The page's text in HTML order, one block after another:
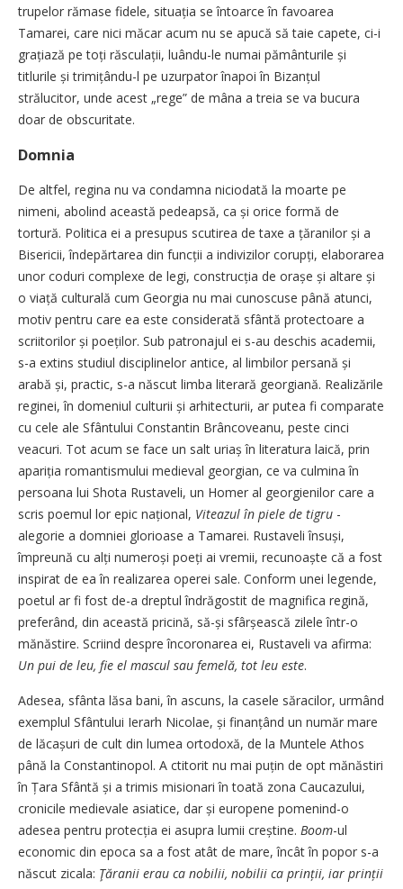
trupelor rămase fidele, si­tuația se întoarce în favoarea
Tamarei, care nici măcar acum nu se apucă să taie capete, ci-i
grațiază pe toți răsculații, luându-le numai pământurile și
titlurile și tri­mi­țându-l pe uzurpator înapoi în Bizanțul
strălucitor, unde acest „rege” de mâna a treia se va bucura
doar de obscuritate.
Domnia
De altfel, regina nu va condamna niciodată la moarte pe
nimeni, abolind această pedeapsă, ca și orice formă de
tortură. Politica ei a presupus scutirea de taxe a ță­ranilor și a
Bisericii, îndepărtarea din funcții a indivizilor corupți, elaborarea
unor coduri complexe de legi, construcția de orașe și altare și
o viață culturală cum ­Georgia nu mai cunoscuse până atunci,
motiv pentru care ea este considerată sfântă protectoare a
scriitorilor și poeților. Sub patronajul ei s-au deschis academii,
s-a extins studiul disciplinelor antice, al limbilor persană și
arabă și, practic, s-a născut limba literară georgiană. Realizările
reginei, în domeniul culturii și arhitecturii, ar putea fi comparate
cu cele ale Sfântului Constantin Brâncoveanu, peste cinci
veacuri. Tot acum se face un salt uriaș în literatura laică, prin
apariția romantismului medieval georgian, ce va culmina în
persoana lui Shota Rustaveli, un Homer al georgienilor care a
scris poemul lor epic național, Viteazul în piele de tigru -
alegorie a domniei glorioase a Tamarei. Rustaveli însuși,
împreună cu alți numeroși poeți ai vremii, recu­noaște că a fost
inspirat de ea în realizarea operei sale. Conform unei legende,
poetul ar fi fost de-a dreptul îndrăgostit de magnifica regină,
preferând, din această pricină, să-și sfârșească zilele într-o
mănăstire. Scriind despre încoronarea ei, Rustaveli va afirma:
Un pui de leu, fie el mascul sau femelă, tot leu este.
Adesea, sfânta lăsa bani, în ascuns, la casele săracilor, urmând
exemplul Sfântului Ierarh Nicolae, și finanțând un număr mare
de lăcașuri de cult din lumea ortodoxă, de la Muntele Athos
până la Constantinopol. A ctitorit nu mai puțin de opt mănăstiri
în Țara Sfântă și a trimis misionari în toată zona Caucazului,
cronicile medievale asiatice, dar și europene pomenind-o
adesea pentru protecția ei asupra lumii creștine. Boom-ul
economic din epoca sa a fost atât de mare, încât în popor s-a
născut zicala: Ţăranii erau ca nobilii, nobilii ca prinții, iar prinții